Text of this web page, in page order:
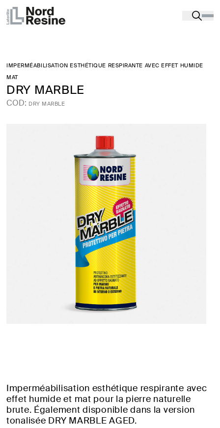
Produits-Protection et décoration des surfaces
-
MAÇONNERIE EN PIERRE ET TERRE CUITE :
RÉCUPÉRATION ET TRAITEMENT
IMPERMÉABILISATION ESTHÉTIQUE RESPIRANTE AVEC EFFET HUMIDE
MAT
DRY MARBLE
COD: DRY MARBLE
Imperméabilisation esthétique respirante avec
effet humide et mat pour la pierre naturelle
brute. Également disponible dans la version
tonalisée DRY MARBLE AGED.